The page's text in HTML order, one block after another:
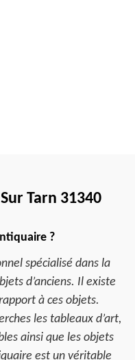
Tarn 31340
?
spécialisé dans la
d’anciens. Il existe
à ces objets.
les tableaux d’art,
ainsi que les objets
est un véritable